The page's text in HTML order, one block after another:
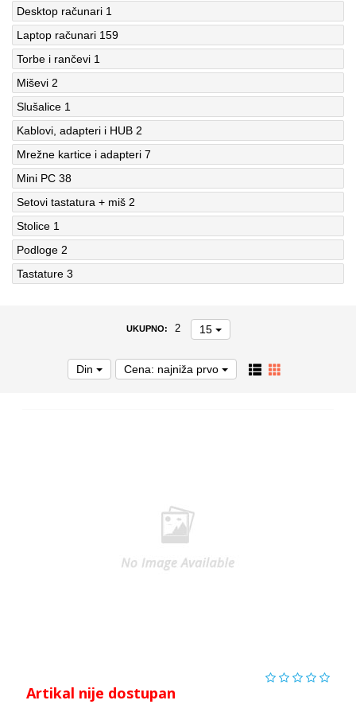
Desktop računari 1
Laptop računari 159
Torbe i rančevi 1
Miševi 2
Slušalice 1
Kablovi, adapteri i HUB 2
Mrežne kartice i adapteri 7
Mini PC 38
Setovi tastatura + miš 2
Stolice 1
Podloge 2
Tastature 3
UKUPNO: 2 15
Din Cena: najniža prvo
Artikal nije dostupan